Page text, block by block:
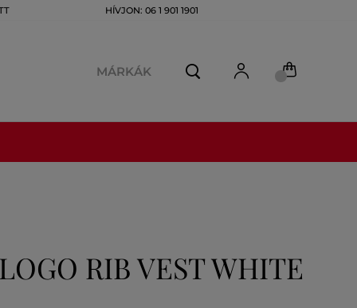
HÍVJON: 06 1 901 1901
MÁRKÁK
RIB VEST WHITE